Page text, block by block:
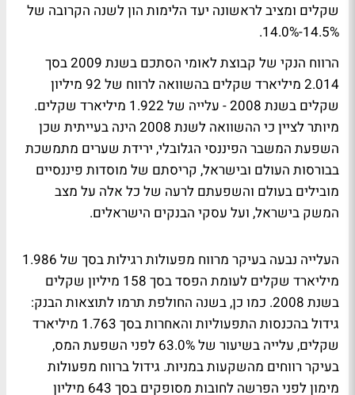
שקלים ומציב לראשונה יעד הלימות הון לשנה הקרובה של
14.5%-14.0%.
הרווח הנקי של קבוצת לאומי הסתכם בשנת 2009 בסך
2.014 מיליארד שקלים בהשוואה לרווח של 92 מיליון
שקלים בשנת 2008 - עלייה של 1.922 מיליארד שקלים.
מיותר לציין כי ההשוואה לשנת 2008 הינה בעייתית שכן
השפעת המשבר הפיננסי הגלובלי, ירידת שערים מתמשכת
בבורסות העולם ובישראל, קריסתם של מוסדות פיננסיים
מובילים בעולם והשפעתם לרעה של כל אלה על מצב
המשק בישראל, ועל עסקי הבנקים הישראלים.
העלייה נבעה בעיקר מרווח מפעולות רגילות בסך של 1.986
מיליארד שקלים לעומת הפסד בסך 158 מיליון שקלים
בשנת 2008. כמו כן, בשנה החולפת תרמו לתוצאות הבנק:
גידול בהכנסות התפעוליות והאחרות בסך 1.763 מיליארד
שקלים, עלייה בשיעור של 63.0% לפני השפעת המס,
בעיקר רווחים מהשקעות במניות. גידול ברווח מפעולות
מימון לפני הפרשה לחובות מסופקים בסך 643 מיליון